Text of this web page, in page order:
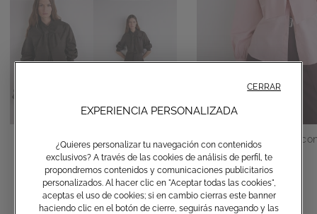
Camisa de algodón con lazo
€ 150,00
Camisa de algodón
€ 150,00
EXPERIENCIA PERSONALIZADA
¿Quieres personalizar tu navegación con contenidos
exclusivos? A través de las cookies de análisis de perfil, te
propondremos contenidos y comunicaciones publicitarios
personalizados. Al hacer clic en "Aceptar todas las cookies",
aceptas el uso de cookies; si en cambio cierras este banner
haciendo clic en el botón de cierre, seguirás navegando y las
CERRAR